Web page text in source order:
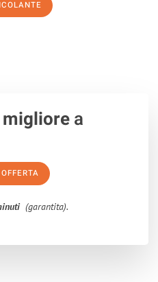
a
(garantita).